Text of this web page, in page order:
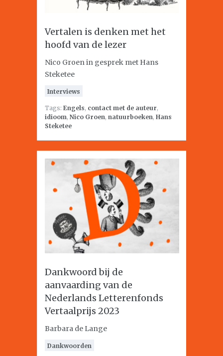
Vertalen is denken met het
hoofd van de lezer
Nico Groen in gesprek met Hans
Steketee
Interviews
Tags: Engels, contact met de auteur,
idioom, Nico Groen, natuurboeken, Hans
Steketee
Dankwoord bij de
aanvaarding van de
Nederlands Letterenfonds
Vertaalprijs 2023
Barbara de Lange
Dankwoorden